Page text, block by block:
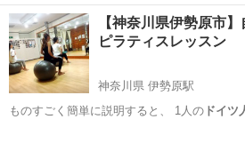
主催するコン…
神奈川 横浜市 元町・中華街駅 そ
【神奈川県伊勢原市
ピラティスレッスン
神奈川県 伊勢原駅
ものすごく簡単に説明すると、 1人のドイツ